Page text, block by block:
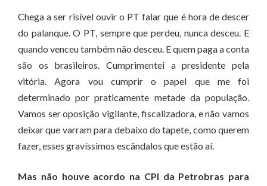
Chega a ser risível ouvir o PT falar que é hora de descer
do palanque. O PT, sempre que perdeu, nunca desceu. E
quando venceu também não desceu. E quem paga a conta
são os brasileiros. Cumprimentei a presidente pela
vitória. Agora vou cumprir o papel que me foi
determinado por praticamente metade da população.
Vamos ser oposição vigilante, fiscalizadora, e não vamos
deixar que varram para debaixo do tapete, como querem
fazer, esses gravíssimos escândalos que estão aí.
Mas não houve acordo na CPI da Petrobras para